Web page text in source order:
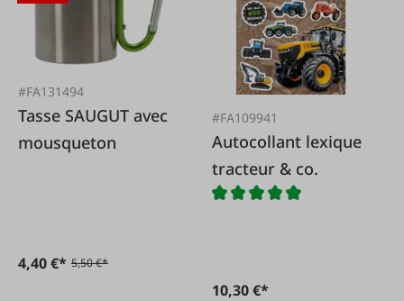
#FA131494
Tasse SAUGUT avec
mousqueton
4,40 €* 5,50 €*
#FA109941
Autocollant lexique
tracteur & co.
10,30 €*